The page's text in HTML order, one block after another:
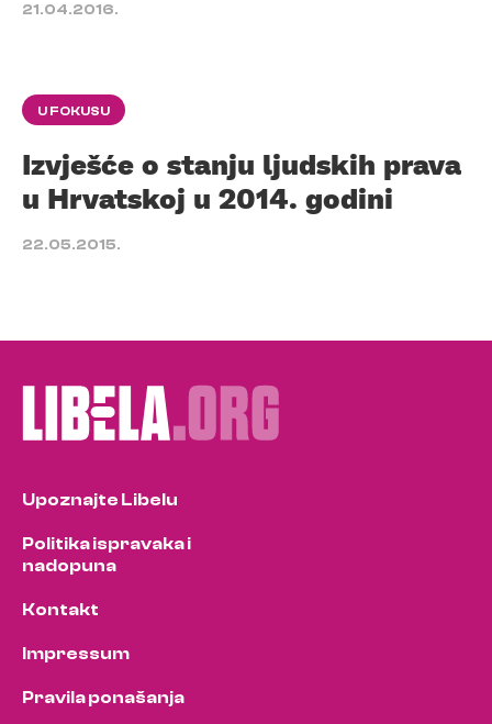
21.04.2016.
U FOKUSU
Izvješće o stanju ljudskih prava
u Hrvatskoj u 2014. godini
22.05.2015.
Upoznajte Libelu
Politika ispravaka i
nadopuna
Kontakt
Impressum
Pravila ponašanja